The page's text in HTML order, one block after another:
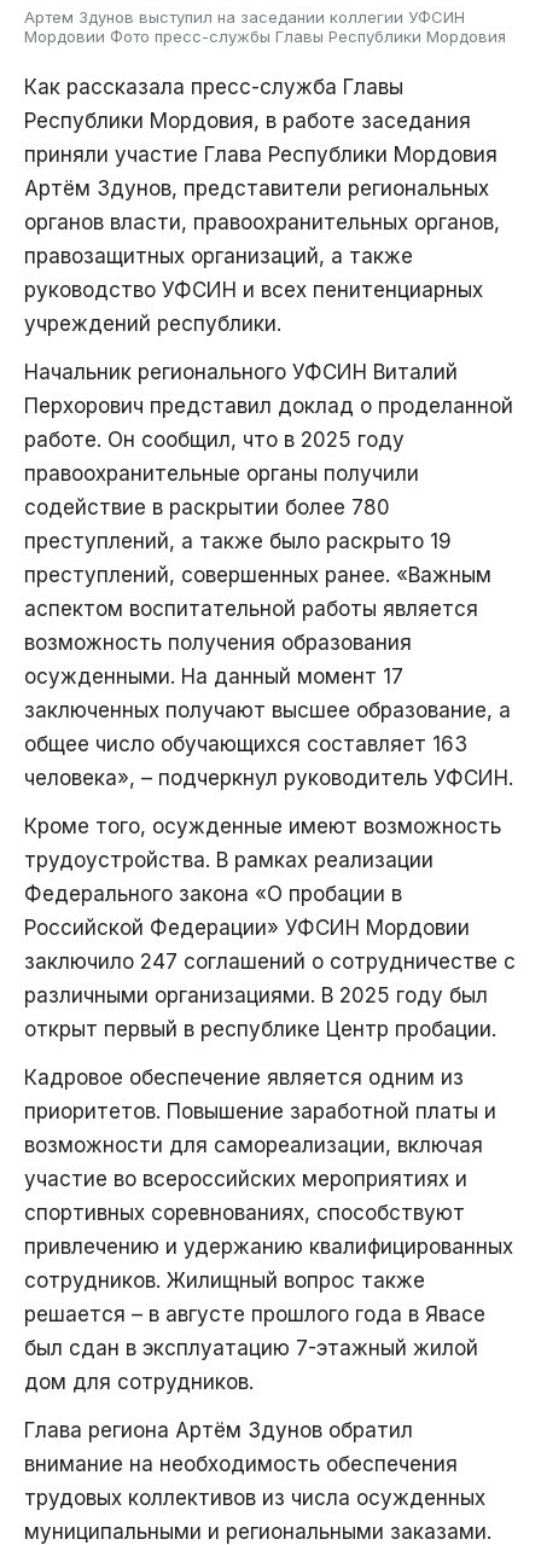
Артем Здунов выступил на заседании коллегии УФСИН
Мордовии Фото пресс-службы Главы Республики Мордовия
Как рассказала пресс-служба Главы
Республики Мордовия, в работе заседания
приняли участие Глава Республики Мордовия
Артём Здунов, представители региональных
органов власти, правоохранительных органов,
правозащитных организаций, а также
руководство УФСИН и всех пенитенциарных
учреждений республики.
Начальник регионального УФСИН Виталий
Перхорович представил доклад о проделанной
работе. Он сообщил, что в 2025 году
правоохранительные органы получили
содействие в раскрытии более 780
преступлений, а также было раскрыто 19
преступлений, совершенных ранее. «Важным
аспектом воспитательной работы является
возможность получения образования
осужденными. На данный момент 17
заключенных получают высшее образование, а
общее число обучающихся составляет 163
человека», – подчеркнул руководитель УФСИН.
Кроме того, осужденные имеют возможность
трудоустройства. В рамках реализации
Федерального закона «О пробации в
Российской Федерации» УФСИН Мордовии
заключило 247 соглашений о сотрудничестве с
различными организациями. В 2025 году был
открыт первый в республике Центр пробации.
Кадровое обеспечение является одним из
приоритетов. Повышение заработной платы и
возможности для самореализации, включая
участие во всероссийских мероприятиях и
спортивных соревнованиях, способствуют
привлечению и удержанию квалифицированных
сотрудников. Жилищный вопрос также
решается – в августе прошлого года в Явасе
был сдан в эксплуатацию 7-этажный жилой
дом для сотрудников.
Глава региона Артём Здунов обратил
внимание на необходимость обеспечения
трудовых коллективов из числа осужденных
муниципальными и региональными заказами.